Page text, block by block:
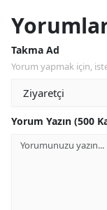
Takma Ad
Yorum yapmak için,
Yorum Yazın (500